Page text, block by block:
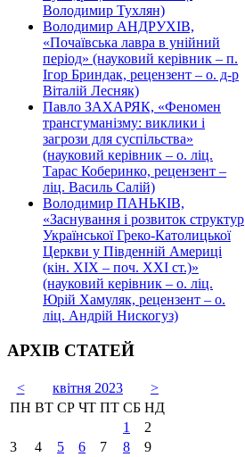
Володимир Тухлян)
Володимир АНДРУХІВ,
«Почаївська лавра в унійний
період» (науковий керівник – п.
Ігор Бриндак, рецензент – о. д-р
Віталій Лесняк)
Павло ЗАХАРЯК, «Феномен
трансгуманізму: виклики і
загрози для суспільства»
(науковий керівник – о. ліц.
Тарас Коберинко, рецензент –
ліц. Василь Салій)
Володимир ПАНЬКІВ,
«Заснування і розвиток структур
Української Греко-Католицької
Церкви у Південній Америці
(кін. ХІХ – поч. ХХІ ст.)»
(науковий керівник – о. ліц.
Юрій Хамуляк, рецензент – о.
ліц. Андрій Нискогуз)
АРХІВ СТАТЕЙ
< квітня 2023
>
ПН ВТ СР ЧТ ПТ СБ НД
1
2
3
4 5 6 7 8
9